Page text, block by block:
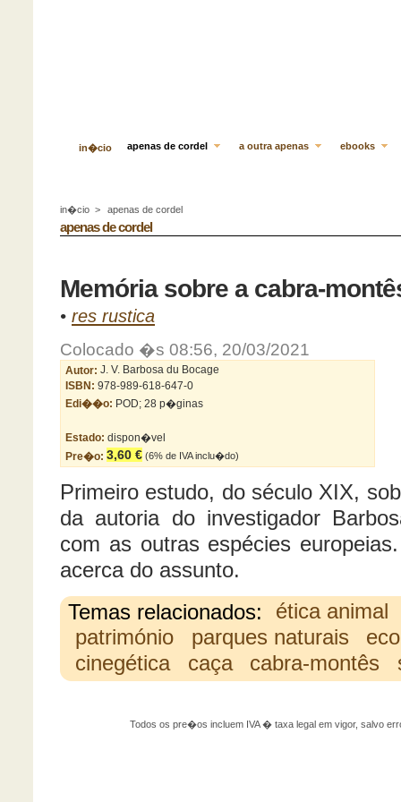
in�cio apenas de cordel a outra apenas ebooks
in�cio > apenas de cordel
apenas de cordel
Memória sobre a cabra-
• res rustica
Colocado �s 08:56, 20/03/2021
Autor: J. V. Barbosa du Bocage
ISBN: 978-989-618-647-0
Edi��o: POD; 28 p�ginas
Estado: dispon�vel
Pre�o: 3,60 € (6% de IVA inclu�do)
Primeiro estudo, do século XIX,
da autoria do investigador
com as outras espécies
acerca do assunto.
Temas relacionados:
ética animal
património
parques naturais
cinegética
caça cabra-montês
Todos os pre�os incluem IVA � taxa legal em vigor, salvo